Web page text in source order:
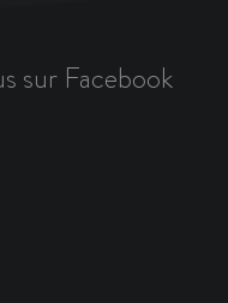
sur Facebook